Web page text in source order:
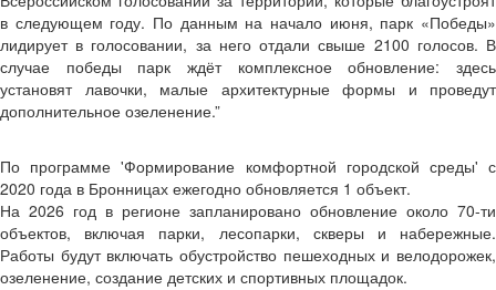
в следующем году. По данным на начало июня, парк «Победы»
лидирует в голосовании, за него отдали свыше 2100 голосов. В
случае победы парк ждёт комплексное обновление: здесь
установят лавочки, малые архитектурные формы и проведут
дополнительное озеленение.”
По программе 'Формирование комфортной городской среды' с
2020 года в Бронницах ежегодно обновляется 1 объект.
На 2026 год в регионе запланировано обновление около 70-ти
объектов, включая парки, лесопарки, скверы и набережные.
Работы будут включать обустройство пешеходных и велодорожек,
озеленение, создание детских и спортивных площадок.